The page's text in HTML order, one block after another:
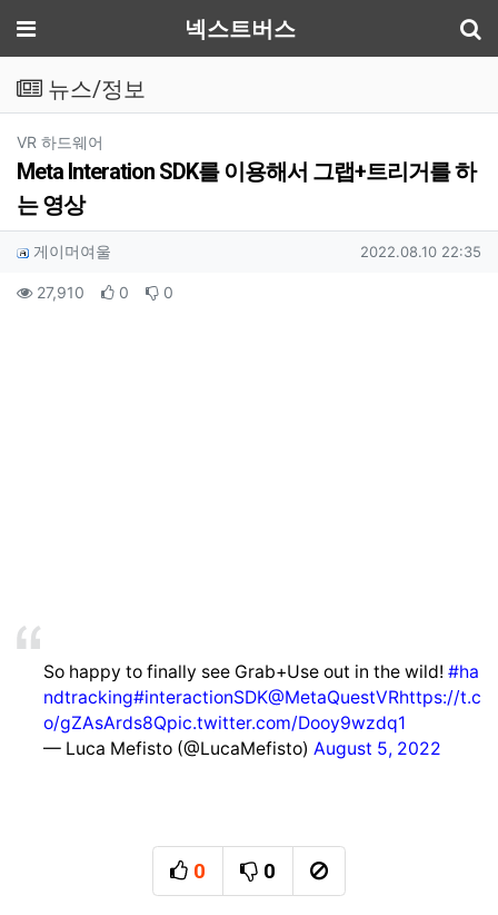
메뉴 넥스트버스
뉴스/정보
VR 하드웨어
Meta Interation SDK를 이용해서 그랩+트리거를 하
는 영상
작성자 정보
게이머여울 작성일
2022.08.10 22:35
컨텐츠 정보
27,910 조회 0 추천 0
So happy to finally see Grab+Use out in the wild! #ha
ndtracking#interactionSDK@MetaQuestVRhttps://t.c
o/gZAsArds8Qpic.twitter.com/Dooy9wzdq1
— Luca Mefisto (@LucaMefisto) August 5, 2022
0
추천
0
비추천신고